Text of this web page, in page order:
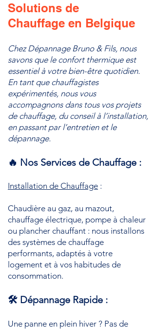
Solutions de
Chauffage en Belgique
Chez Dépannage Bruno & Fils, nous
savons que le confort thermique est
essentiel à votre bien-être quotidien.
En tant que chauffagistes
expérimentés, nous vous
accompagnons dans tous vos projets
de chauffage, du conseil à l’installation,
en passant par l’entretien et le
dépannage.
🔥 Nos Services de Chauffage :
Installation de Chauffage :
Chaudière au gaz, au mazout,
chauffage électrique, pompe à chaleur
ou plancher chauffant : nous installons
des systèmes de chauffage
performants, adaptés à votre
logement et à vos habitudes de
consommation.
🛠 Dépannage Rapide :
Une panne en plein hiver ? Pas de